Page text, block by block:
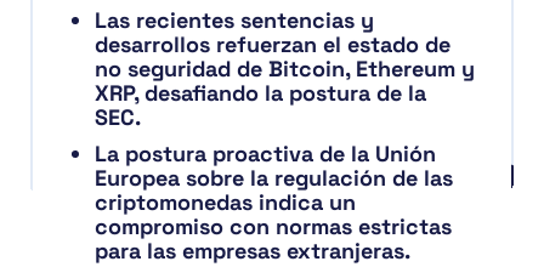
Las recientes sentencias y
desarrollos refuerzan el estado de
no seguridad de Bitcoin, Ethereum y
XRP, desafiando la postura de la
SEC.
La postura proactiva de la Unión
Europea sobre la regulación de las
criptomonedas indica un
compromiso con normas estrictas
para las empresas extranjeras.